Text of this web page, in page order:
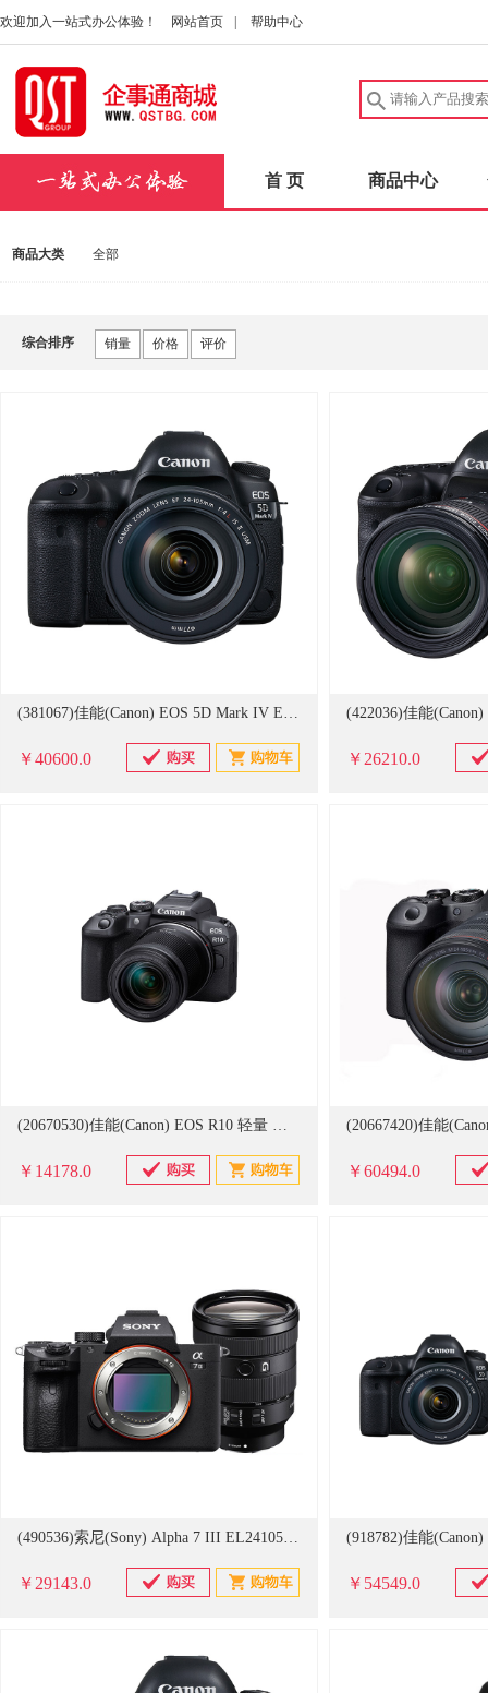
欢迎加入一站式办公体验！ 网站首页 帮助中心
首 页 商品中心
商品大类 全部
综合排序 销量 价格 评价
(381067)佳能(Canon) EOS 5D Mark IV EF 24-70mm f/4L IS USM 24-105/f4镜头 单反套机(单位：台)
￥40600.0 ￥26210.0
(20670530)佳能(Canon) EOS R10 轻量 相机套装(单位：台)
￥14178.0 ￥60494.0
(490536)索尼(Sony) Alpha 7 III EL24105G镜头 相机(单位：套)
￥29143.0 ￥54549.0